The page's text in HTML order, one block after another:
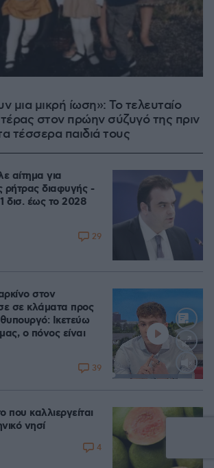
μια μικρή ίωση»: Το τελευταίο
στον πρώην σύζυγό της πριν
τέσσερα παιδιά τους
αίτημα για
ρήτρας διαφυγής -
δισ. έως το 2028
29
Loaded
στον
σε κλάματα προς
Ικετεύω
ο πόνος είναι
39
που καλλιεργείται
νησί
4